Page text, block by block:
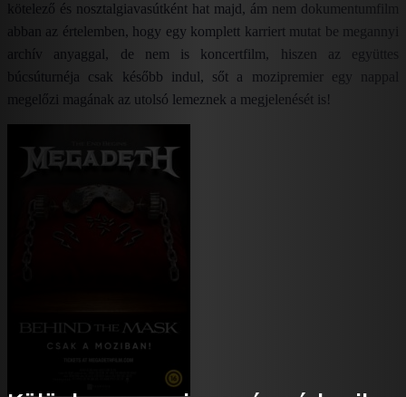
kötelező és nosztalgiavasútként hat majd, ám nem dokumentumfilm
abban az értelemben, hogy egy komplett karriert mutat be megannyi
archív anyaggal, de nem is koncertfilm, hiszen az együttes
búcsúturnéja csak később indul, sőt a mozipremier egy nappal
megelőzi magának az utolsó lemeznek a megjelenését is!